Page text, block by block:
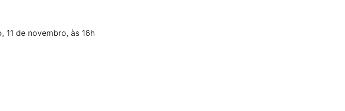
11 de novembro, às 16h